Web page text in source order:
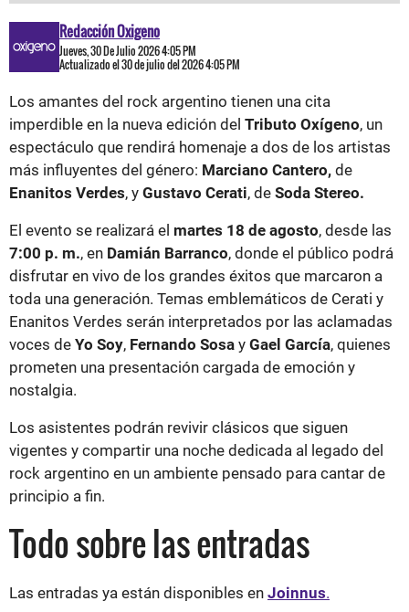
Redacción Oxigeno
Jueves, 30 De Julio 2026 4:05 PM
Actualizado el 30 de julio del 2026 4:05 PM
Los amantes del rock argentino tienen una cita
imperdible en la nueva edición del Tributo Oxígeno, un
espectáculo que rendirá homenaje a dos de los artistas
más influyentes del género: Marciano Cantero, de
Enanitos Verdes, y Gustavo Cerati, de Soda Stereo.
El evento se realizará el martes 18 de agosto, desde las
7:00 p. m., en Damián Barranco, donde el público podrá
disfrutar en vivo de los grandes éxitos que marcaron a
toda una generación. Temas emblemáticos de Cerati y
Enanitos Verdes serán interpretados por las aclamadas
voces de Yo Soy, Fernando Sosa y Gael García, quienes
prometen una presentación cargada de emoción y
nostalgia.
Los asistentes podrán revivir clásicos que siguen
vigentes y compartir una noche dedicada al legado del
rock argentino en un ambiente pensado para cantar de
principio a fin.
Todo sobre las entradas
Las entradas ya están disponibles en Joinnus.